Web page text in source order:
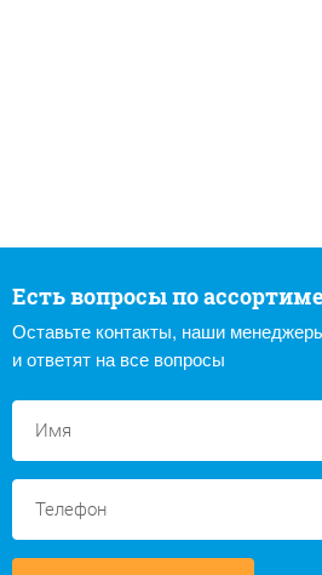
Есть вопросы по
Оставьте контакты, наши
и ответят на все вопросы